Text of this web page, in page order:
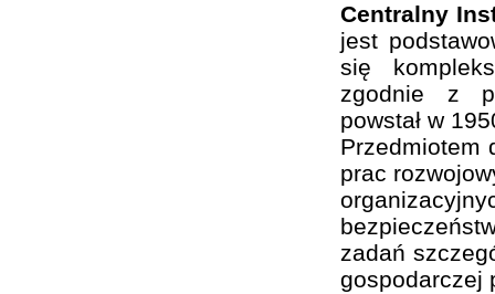
Centralny
jest
się
zgodnie z
powstał w
Przedmiotem
prac
zadań
gospodarczej